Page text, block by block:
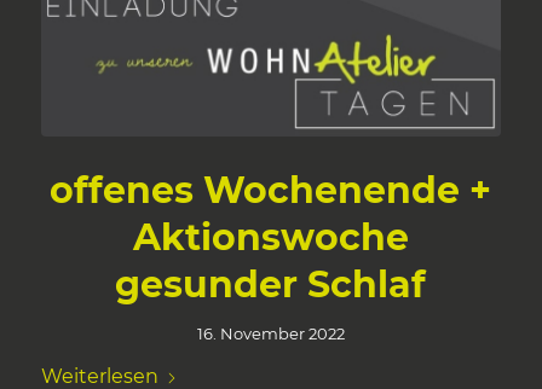
offenes Wochenende +
Aktionswoche
gesunder Schlaf
16. November 2022
Weiterlesen